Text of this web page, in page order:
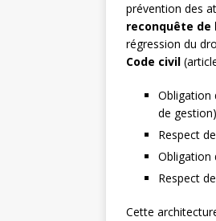
prévention des
reconquête de
régression du
Code civil
Obligation
de gestion)
Respect
Obligation
Respect
Cette